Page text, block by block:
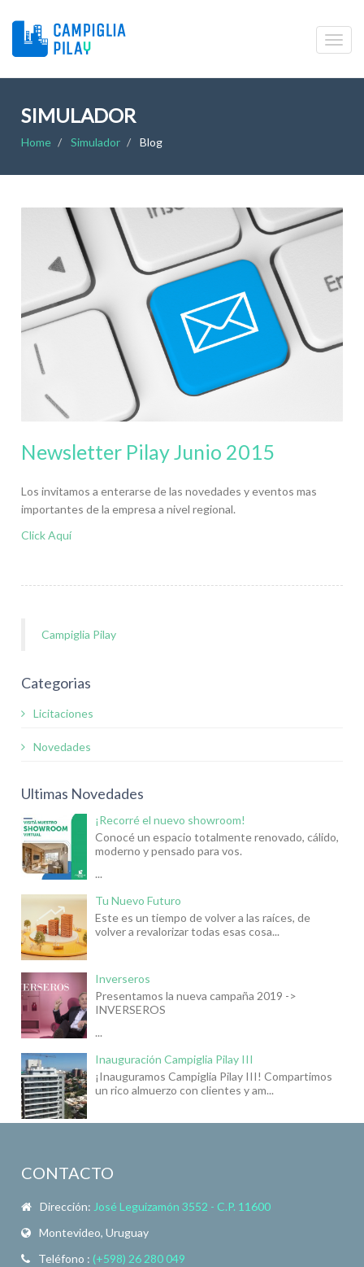
SIMULADOR
Home Simulador Blog
Newsletter Pilay Junio 2015
Los invitamos a enterarse de las novedades y eventos mas
importantes de la empresa a nivel regional.
Click Aquí
Campiglia Pilay
Categorias
Licitaciones
Novedades
Ultimas Novedades
¡Recorré el nuevo showroom!
Conocé un espacio totalmente renovado, cálido,
moderno y pensado para vos.
...
Tu Nuevo Futuro
Este es un tiempo de volver a las raíces, de
volver a revalorizar todas esas cosa...
Inverseros
Presentamos la nueva campaña 2019 ->
INVERSEROS
...
Inauguración Campiglia Pilay III
¡Inauguramos Campiglia Pilay III! Compartimos
un rico almuerzo con clientes y am...
CONTACTO
Dirección: José Leguizamón 3552 - C.P. 11600
Montevideo, Uruguay
Teléfono : (+598) 26 280 049